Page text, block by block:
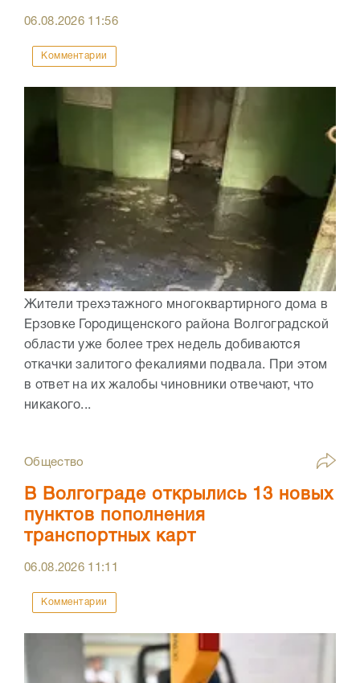
06.08.2026 11:56
Комментарии
Жители трехэтажного многоквартирного дома в
Ерзовке Городищенского района Волгоградской
области уже более трех недель добиваются
откачки залитого фекалиями подвала. При этом
в ответ на их жалобы чиновники отвечают, что
никакого...
Общество
В Волгограде открылись 13 новых
пунктов пополнения
транспортных карт
06.08.2026 11:11
Комментарии